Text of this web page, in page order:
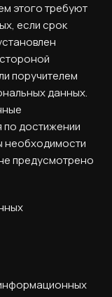
этого требуют
если срок
поручителем
данных.
по достижении
необходимости
предусмотрено